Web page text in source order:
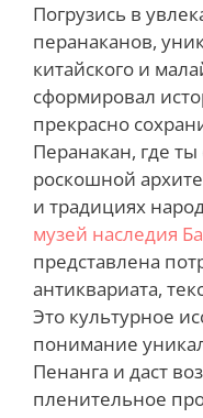
Погрузись в
перанаканов,
китайского и
сформировал
прекрасно
Перанакан, где
роскошной
и традициях
музей наследия
представлена
антиквариата,
Это культурное
понимание
Пенанга и даст
пленительное